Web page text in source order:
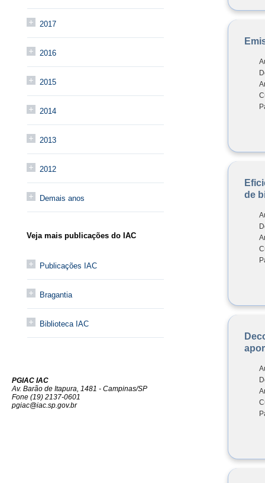
2017
2016
2015
2014
2013
2012
Demais anos
Veja mais publicações do IAC
Publicações IAC
Bragantia
Biblioteca IAC
PGIAC IAC
Av. Barão de Itapura, 1481 - Campinas/SP
Fone (19) 2137-0601
pgiac@iac.sp.gov.br
de